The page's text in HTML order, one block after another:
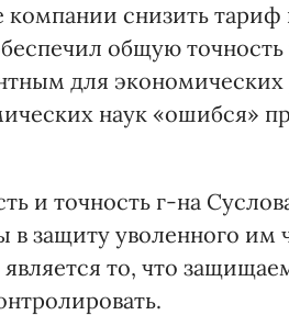
компании снизить тариф
общую точность
для экономических
наук «ошибся»
и точность г-на
в защиту уволенного
то, что